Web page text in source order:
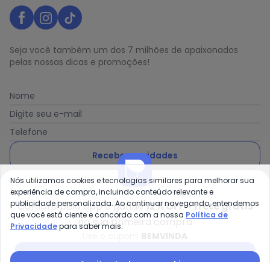
Seja você também um dos 7 milhões de apaixonados
pelas nossas dicas e promoções!
Nome
Digite seu e-mail
Telefone
Receber novidades
Ao enviar o cadastro, você concorda com a nossa Política
de Privacidade
Posthaus é uma marca da Posthaus Ltda / CNPJ:
Compre pelo app e ganhe12% OFF + frete grátis
na sua primeira compra
Nós utilizamos cookies e tecnologias similares para melhorar sua
experiência de compra, incluindo conteúdo relevante e
publicidade personalizada. Ao continuar navegando, entendemos
que você está ciente e concorda com a nossa Política de
Privacidadepara saber mais.